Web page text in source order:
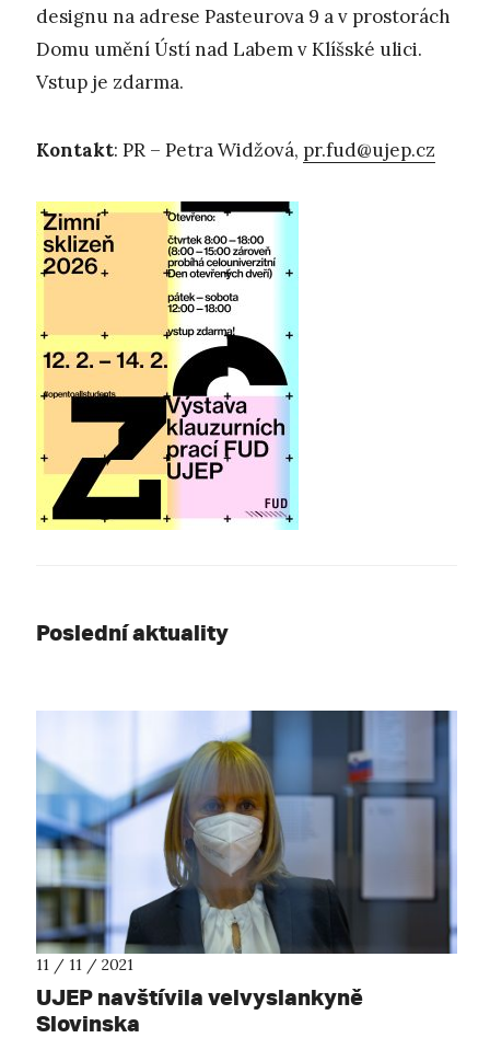
designu na adrese Pasteurova 9 a v prostorách
Domu umění Ústí nad Labem v Klíšské ulici.
Vstup je zdarma.
Kontakt: PR – Petra Widžová, pr.fud@ujep.cz
Poslední aktuality
11 / 11 / 2021
UJEP navštívila velvyslankyně
Slovinska